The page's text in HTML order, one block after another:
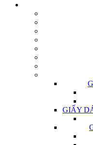
GIẤY